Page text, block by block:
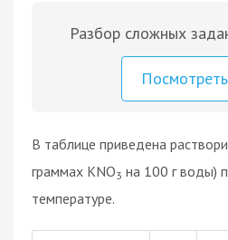
Разбор сложных
Посмотреть
В таблице приведена
граммах КNO3 на 100 г воды)
температуре.